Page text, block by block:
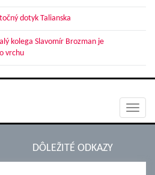
dotyk Talianska
kolega Slavomír Brozman je
vrchu
DÔLEŽITÉ ODKAZY